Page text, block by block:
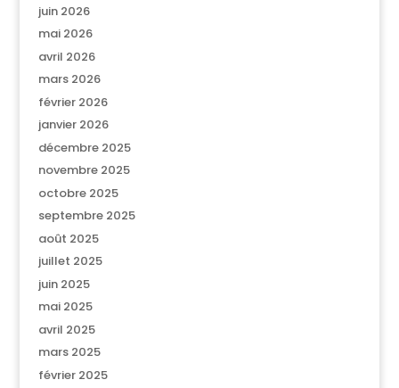
juin 2026
mai 2026
avril 2026
mars 2026
février 2026
janvier 2026
décembre 2025
novembre 2025
octobre 2025
septembre 2025
août 2025
juillet 2025
juin 2025
mai 2025
avril 2025
mars 2025
février 2025